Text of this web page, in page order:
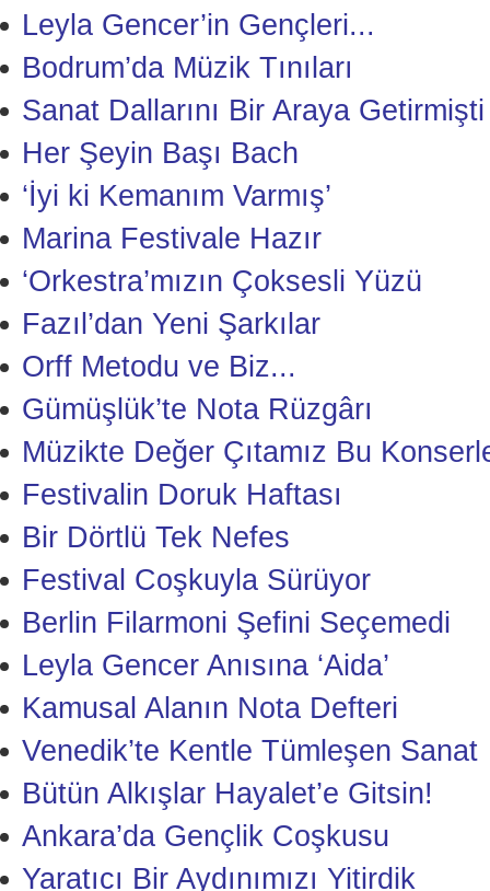
Leyla Gencer’in Gençleri...
Bodrum’da Müzik Tınıları
Sanat Dallarını Bir Araya Getirmişti
Her Şeyin Başı Bach
‘İyi ki Kemanım Varmış’
Marina Festivale Hazır
‘Orkestra’mızın Çoksesli Yüzü
Fazıl’dan Yeni Şarkılar
Orff Metodu ve Biz...
Gümüşlük’te Nota Rüzgârı
Müzikte Değer Çıtamız Bu
Festivalin Doruk Haftası
Bir Dörtlü Tek Nefes
Festival Coşkuyla Sürüyor
Berlin Filarmoni Şefini Seçemedi
Leyla Gencer Anısına ‘Aida’
Kamusal Alanın Nota Defteri
Venedik’te Kentle Tümleşen Sanat
Bütün Alkışlar Hayalet’e Gitsin!
Ankara’da Gençlik Coşkusu
Yaratıcı Bir Aydınımızı Yitirdik